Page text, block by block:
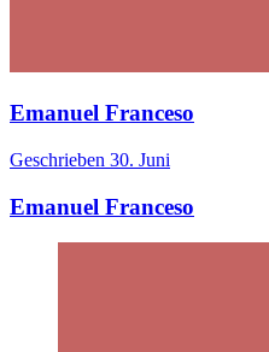
Emanuel Franceso
Geschrieben 30. Juni
Emanuel Franceso